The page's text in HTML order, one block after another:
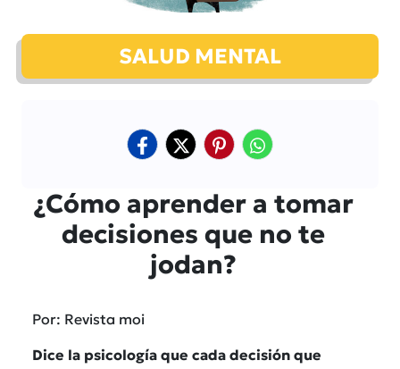
SALUD MENTAL
¿Cómo aprender a tomar
decisiones que no te
jodan?
Por: Revista moi
Dice la psicología que cada decisión que